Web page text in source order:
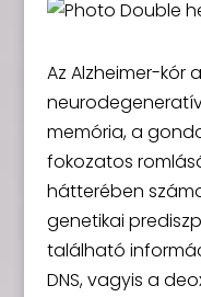
Az Alzheimer-kór
memória, a
fokozatos
hátterében
genetikai
található
DNS, vagyis a